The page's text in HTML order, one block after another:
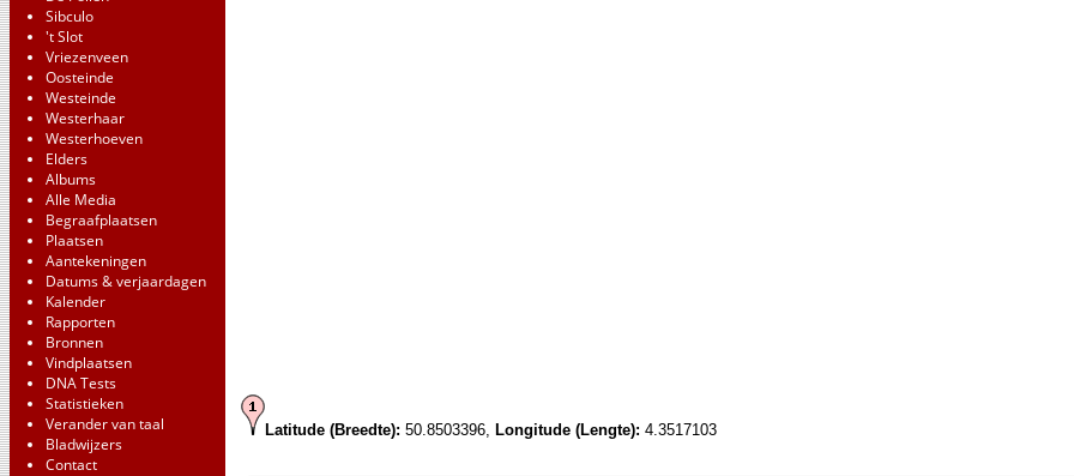
Sibculo
't Slot
Vriezenveen
Oosteinde
Westeinde
Westerhaar
Westerhoeven
Elders
Albums
Alle Media
Begraafplaatsen
Plaatsen
Aantekeningen
Datums & verjaardagen
Kalender
Rapporten
Bronnen
Vindplaatsen
DNA Tests
Statistieken
Verander van taal
Bladwijzers
Contact
Latitude (Breedte): 50.8503396, Longitude (Lengte): 4.3517103